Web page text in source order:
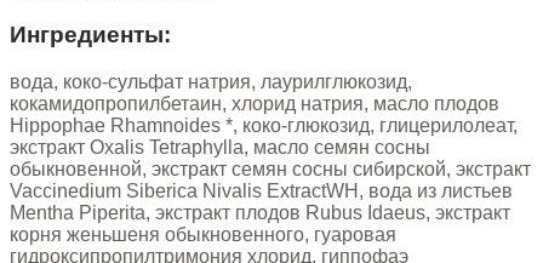
Ингредиенты:
вода, коко-сульфат натрия, лаурилглюкозид,
кокамидопропилбетаин, хлорид натрия, масло плодов
Hippophae Rhamnoides *, коко-глюкозид, глицерилолеат,
экстракт Oxalis Tetraphylla, масло семян сосны
обыкновенной, экстракт семян сосны сибирской, экстракт
Vaccinedium Siberica Nivalis ExtractWH, вода из листьев
Mentha Piperita, экстракт плодов Rubus Idaeus, экстракт
корня женьшеня обыкновенного, гуаровая
гидроксипропилтримония хлорид, гиппофаэ